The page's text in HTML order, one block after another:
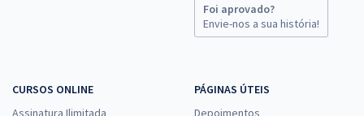
Foi aprovado?
Envie-nos a sua história!
CURSOS ONLINE
Assinatura Ilimitada
PÁGINAS ÚTEIS
Depoimentos